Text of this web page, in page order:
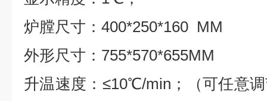
炉膛尺寸： 400*250*160 MM
外形尺寸： 755*570*655MM
升温速度：≤10℃/min ；（可任意